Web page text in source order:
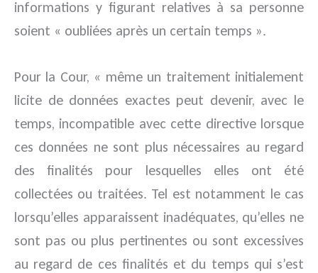
informations y figurant relatives à sa personne
soient « oubliées après un certain temps ».
Pour la Cour, « même un traitement initialement
licite de données exactes peut devenir, avec le
temps, incompatible avec cette directive lorsque
ces données ne sont plus nécessaires au regard
des finalités pour lesquelles elles ont été
collectées ou traitées. Tel est notamment le cas
lorsqu’elles apparaissent inadéquates, qu’elles ne
sont pas ou plus pertinentes ou sont excessives
au regard de ces finalités et du temps qui s’est